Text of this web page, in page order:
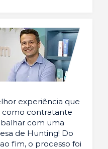
experiência que
como contratante
com uma
de Hunting! Do
fim, o processo foi